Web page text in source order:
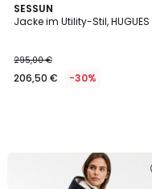
SESSUN
Jacke im Utility-Stil, HUGUES
295,00 €
206,50 € -30%